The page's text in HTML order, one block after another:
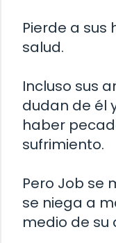
Pierde a sus
salud.
Incluso sus
dudan de él
haber
sufrimiento.
Pero Job se
se niega a
medio de su